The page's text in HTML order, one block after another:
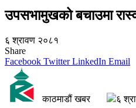
उपसभामुखको बचाउमा
६ श्रावण २०८१
Share
Facebook Twitter LinkedIn Email
काठमाडौं खबर
६